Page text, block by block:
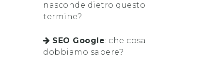
nasconde dietro questo
termine?
SEO Google: che cosa
dobbiamo sapere?